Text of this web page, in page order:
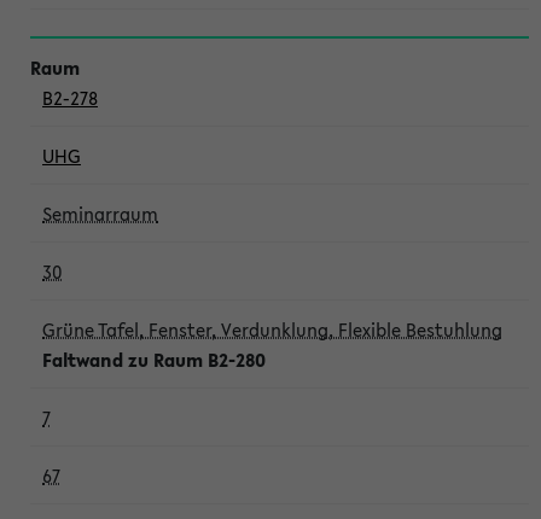
B2-278
UHG
Seminarraum
30
Grüne Tafel, Fenster, Verdunklung, Flexible Bestuhlung
Faltwand zu Raum B2-280
7
67